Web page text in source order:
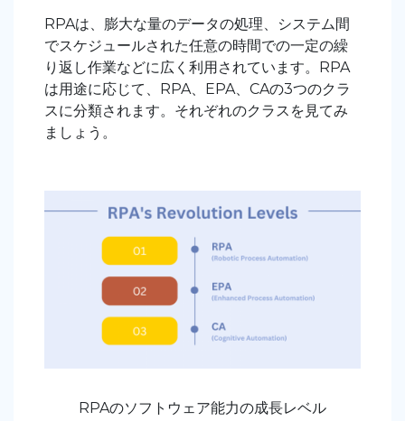
RPAは、膨大な量のデータの処理、システム間
でスケジュールされた任意の時間での一定の繰
り返し作業などに広く利用されています。RPA
は用途に応じて、RPA、EPA、CAの3つのクラ
スに分類されます。それぞれのクラスを見てみ
ましょう。
RPAのソフトウェア能力の成長レベル